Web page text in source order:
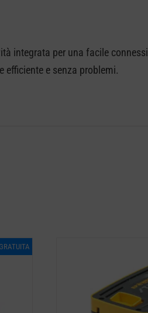
integrata per una facile
efficiente e senza problemi.